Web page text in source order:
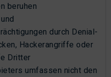
beruhen
durch Denial-
Hackerangriffe oder
Dritter
umfassen nicht den